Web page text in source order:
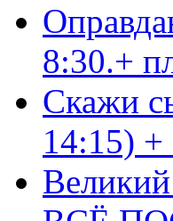
8:30.+
Скажи
14:15) +